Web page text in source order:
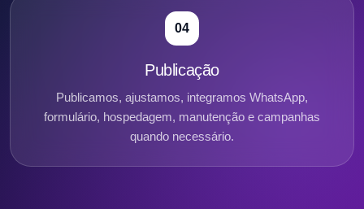
04
Publicação
Publicamos, ajustamos, integramos WhatsApp,
formulário, hospedagem, manutenção e campanhas
quando necessário.